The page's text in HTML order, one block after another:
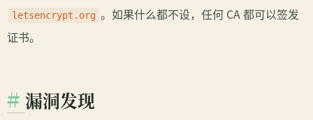
letsencrypt.org 。如果什么都不设，任何 CA 都可以签发
证书。
漏洞发现